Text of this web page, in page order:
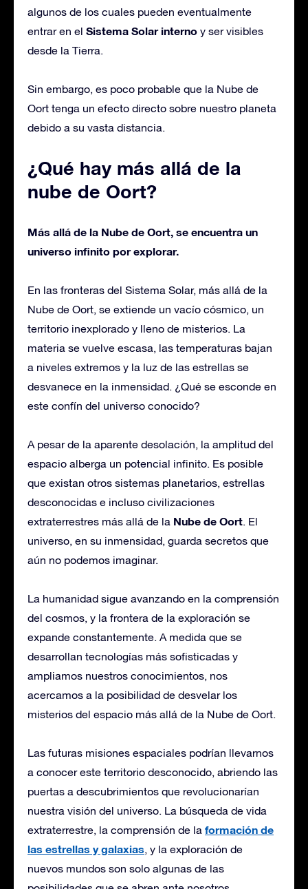
algunos de los cuales pueden eventualmente
entrar en el Sistema Solar interno y ser visibles
desde la Tierra.
Sin embargo, es poco probable que la Nube de
Oort tenga un efecto directo sobre nuestro planeta
debido a su vasta distancia.
¿Qué hay más allá de la
nube de Oort?
Más allá de la Nube de Oort, se encuentra un
universo infinito por explorar.
En las fronteras del Sistema Solar, más allá de la
Nube de Oort, se extiende un vacío cósmico, un
territorio inexplorado y lleno de misterios. La
materia se vuelve escasa, las temperaturas bajan
a niveles extremos y la luz de las estrellas se
desvanece en la inmensidad. ¿Qué se esconde en
este confín del universo conocido?
A pesar de la aparente desolación, la amplitud del
espacio alberga un potencial infinito. Es posible
que existan otros sistemas planetarios, estrellas
desconocidas e incluso civilizaciones
extraterrestres más allá de la Nube de Oort. El
universo, en su inmensidad, guarda secretos que
aún no podemos imaginar.
La humanidad sigue avanzando en la comprensión
del cosmos, y la frontera de la exploración se
expande constantemente. A medida que se
desarrollan tecnologías más sofisticadas y
ampliamos nuestros conocimientos, nos
acercamos a la posibilidad de desvelar los
misterios del espacio más allá de la Nube de Oort.
Las futuras misiones espaciales podrían llevarnos
a conocer este territorio desconocido, abriendo las
puertas a descubrimientos que revolucionarían
nuestra visión del universo. La búsqueda de vida
extraterrestre, la comprensión de la formación de
las estrellas y galaxias, y la exploración de
nuevos mundos son solo algunas de las